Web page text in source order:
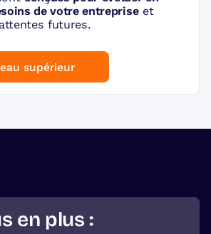
de votre entrepriseet
futures.
supérieur
en plus :